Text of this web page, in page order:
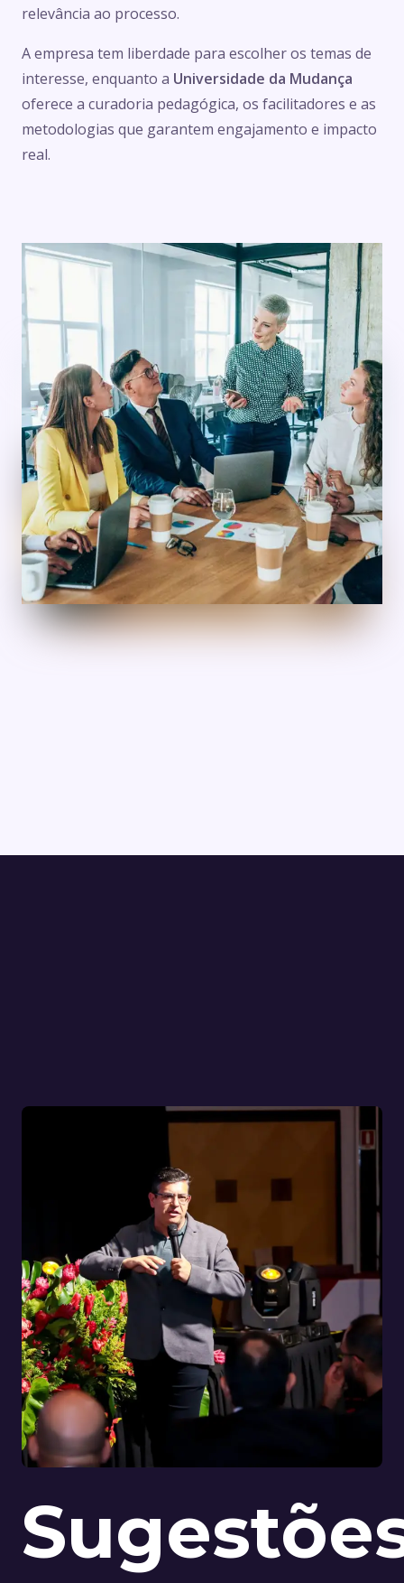
relevância ao processo.
A empresa tem liberdade para escolher os temas de
interesse, enquanto a Universidade da Mudança
oferece a curadoria pedagógica, os facilitadores e as
metodologias que garantem engajamento e impacto
real.